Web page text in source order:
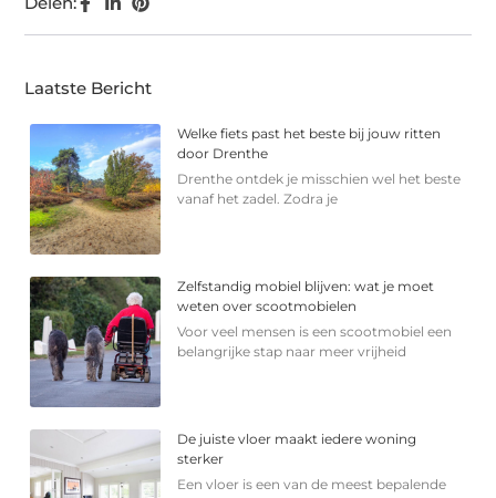
Laatste Bericht
Welke fiets past het beste bij jouw ritten
door Drenthe
Drenthe ontdek je misschien wel het beste
vanaf het zadel. Zodra je
Zelfstandig mobiel blijven: wat je moet
weten over scootmobielen
Voor veel mensen is een scootmobiel een
belangrijke stap naar meer vrijheid
De juiste vloer maakt iedere woning
sterker
Een vloer is een van de meest bepalende